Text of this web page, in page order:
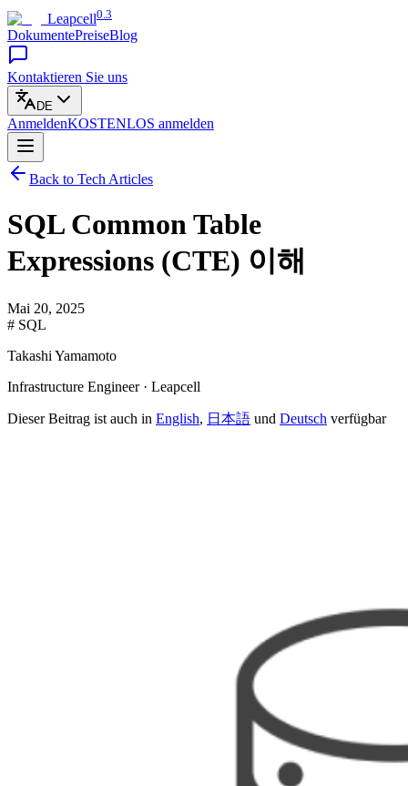
Leapcell0.3
DokumentePreiseBlog
Kontaktieren Sie uns
DE
AnmeldenKOSTENLOS anmelden
Back to Tech Articles
SQL Common Table
Expressions (CTE) 이해
Mai 20, 2025
# SQL
Takashi Yamamoto
Infrastructure Engineer · Leapcell
Dieser Beitrag ist auch in English, 日本語 und Deutsch verfügbar